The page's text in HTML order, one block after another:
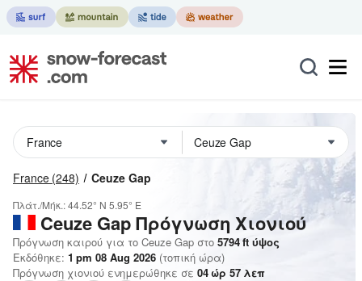
France (248) Ceuze Gap
Πλάτ./Μήκ.:44.52° N 5.95° E
Ceuze GapΠρόγνωση Χιονιού
Πρόγνωση καιρού για το Ceuze Gap στο 5794ft ύψος
Εκδόθηκε: 1 pm 08 Aug 2026 (τοπική ώρα)
Πρόγνωση χιονιού ενημερώθηκε σε 04ώρ 57 λεπ